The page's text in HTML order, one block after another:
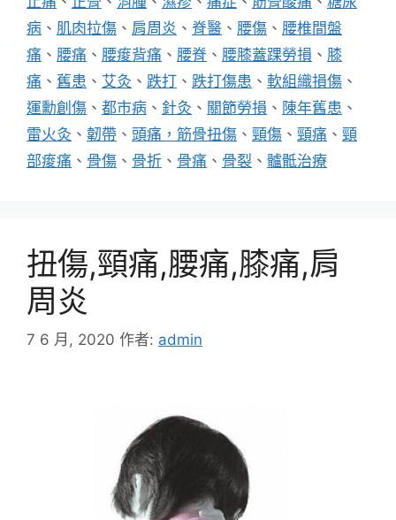
病 、 肌肉拉傷 、 肩周炎 、 脊醫 、 腰傷 、 腰椎間盤
痛 、 腰痛 、 腰痠背痛 、 腰脊 、 腰膝蓋踝勞損 、 膝
痛 、 舊患 、 艾灸 、 跌打 、 跌打傷患 、 軟組織損傷 、
運勳創傷 、 都市病 、 針灸 、 關節勞損 、 陳年舊患 、
雷火灸 、 韌帶 、 頭痛，筋骨扭傷 、 頸傷 、 頸痛 、 頸
部痠痛 、 骨傷 、 骨折 、 骨痛 、 骨裂 、 髗骶治療
扭傷,頸痛,腰痛,膝痛,肩
周炎
7 6 月, 2020 作者: admin